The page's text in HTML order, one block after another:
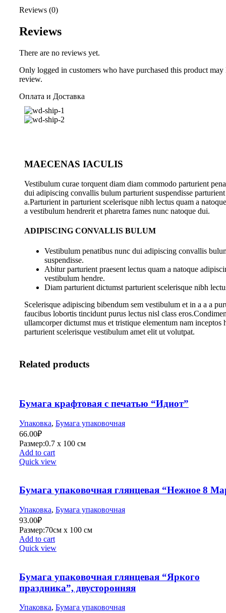
Reviews (0)
Reviews
There are no reviews yet.
Only logged in customers who have purchased this product may
review.
Оплата и Доставка
MAECENAS IACULIS
Vestibulum curae torquent diam diam commodo parturient
dui adipiscing convallis bulum parturient suspendisse parturient
a.Parturient in parturient scelerisque nibh lectus quam a
a vestibulum hendrerit et pharetra fames nunc natoque dui.
ADIPISCING CONVALLIS BULUM
Vestibulum penatibus nunc dui adipiscing convallis
suspendisse.
Abitur parturient praesent lectus quam a natoque
vestibulum hendre.
Diam parturient dictumst parturient scelerisque nibh
Scelerisque adipiscing bibendum sem vestibulum et in a a a
faucibus lobortis tincidunt purus lectus nisl class
ullamcorper dictumst mus et tristique elementum nam inceptos
parturient scelerisque vestibulum amet elit ut volutpat.
Related products
Бумага крафтовая с печатью “Идиот”
Упаковка, Бумага упаковочная
66.00₽
Размер:0.7 х 100 см
Add to cart
Quick view
Бумага упаковочная глянцевая “Нежное 8
Упаковка, Бумага упаковочная
93.00₽
Размер:70см х 100 см
Add to cart
Quick view
Бумага упаковочная глянцевая “Яркого
праздника”, двусторонняя
Упаковка, Бумага упаковочная